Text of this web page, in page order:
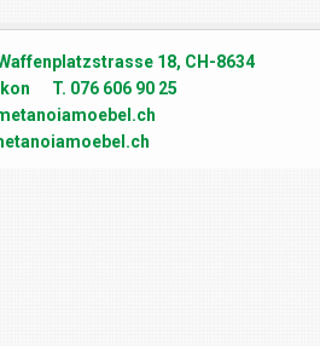
18, CH-8634
T. 076 606 90 25